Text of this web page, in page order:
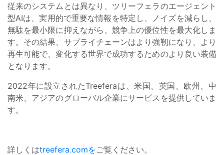
従来のシステムとは異なり、ツリーフェラのエージェント
型AIは、実用的で重要な情報を特定し、ノイズを減らし、
無駄を最小限に抑えながら、競争上の優位性を最大化しま
す。その結果、サプライチェーンはより強靭になり、より
再生可能で、変化する世界で成功するためのより良い装備
となります。
2022年に設立されたTreeferaは、米国、英国、欧州、中
南米、アジアのグローバル企業にサービスを提供していま
す。
詳しくはtreefera.comをご覧ください。